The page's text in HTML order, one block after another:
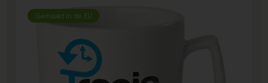
Gemaakt in de EU